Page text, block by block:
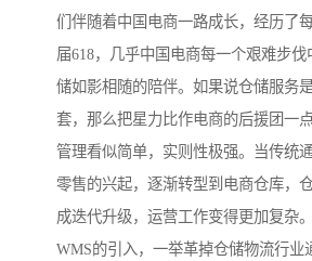
们伴随着中国电商一路成长，经历了
届618，几乎中国电商每一个艰难步
储如影相随的陪伴。如果说仓储服务
套，那么把星力比作电商的后援团一
管理看似简单，实则性极强。当传统
零售的兴起，逐渐转型到电商仓库，
成迭代升级，运营工作变得更加复杂
WMS的引入，一举革掉仓储物流行业